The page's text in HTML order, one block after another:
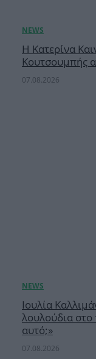
Η Κατερίνα
Κουτσουμπής
07.08.2026
Ιουλία
λουλούδια
αυτό;»
07.08.2026